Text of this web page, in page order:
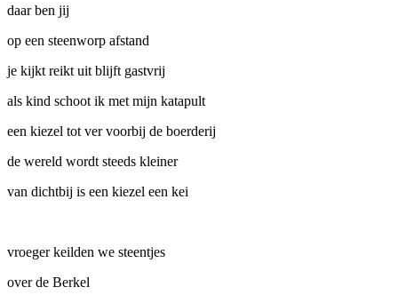
daar ben jij
op een steenworp afstand
je kijkt reikt uit blijft gastvrij
als kind schoot ik met mijn katapult
een kiezel tot ver voorbij de boerderij
de wereld wordt steeds kleiner
van dichtbij is een kiezel een kei
vroeger keilden we steentjes
over de Berkel